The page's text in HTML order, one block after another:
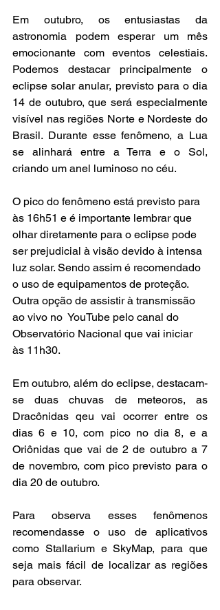
Em outubro, os entusiastas da
astronomia podem esperar um mês
emocionante com eventos celestiais.
Podemos destacar principalmente o
eclipse solar anular, previsto para o dia
14 de outubro, que será especialmente
visível nas regiões Norte e Nordeste do
Brasil. Durante esse fenômeno, a Lua
se alinhará entre a Terra e o Sol,
criando um anel luminoso no céu.
O pico do fenômeno está previsto para
às 16h51 e é importante lembrar que
olhar diretamente para o eclipse pode
ser prejudicial à visão devido à intensa
luz solar. Sendo assim é recomendado
o uso de equipamentos de proteção.
Outra opção de assistir à transmissão
ao vivo no  YouTube pelo canal do
Observatório Nacional que vai iniciar
às 11h30.
Em outubro, além do eclipse, destacam-
se duas chuvas de meteoros, as
Dracônidas qeu vai ocorrer entre os
dias 6 e 10, com pico no dia 8, e a
Oriônidas que vai de 2 de outubro a 7
de novembro, com pico previsto para o
dia 20 de outubro.
Para observa esses fenômenos
recomendasse o uso de aplicativos
como Stallarium e SkyMap, para que
seja mais fácil de localizar as regiões
para observar.